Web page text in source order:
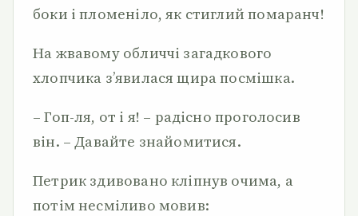
боки і пломеніло, як стиглий помаранч!
На жвавому обличчі загадкового
хлопчика з’явилася щира посмішка.
– Гоп-ля, от і я! – радісно проголосив
він. – Давайте знайомитися.
Петрик здивовано кліпнув очима, а
потім несміливо мовив: